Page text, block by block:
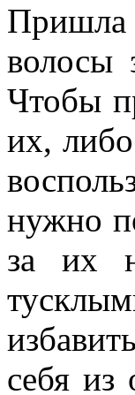
волосы
Чтобы
их,
нужно
за их
себя